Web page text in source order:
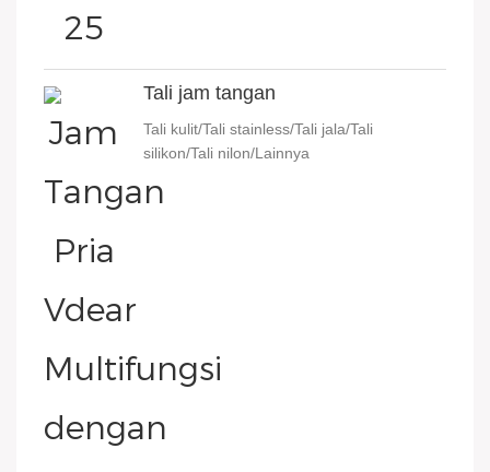
Tali jam tangan
Tali kulit/Tali stainless/Tali jala/Tali
silikon/Tali nilon/Lainnya